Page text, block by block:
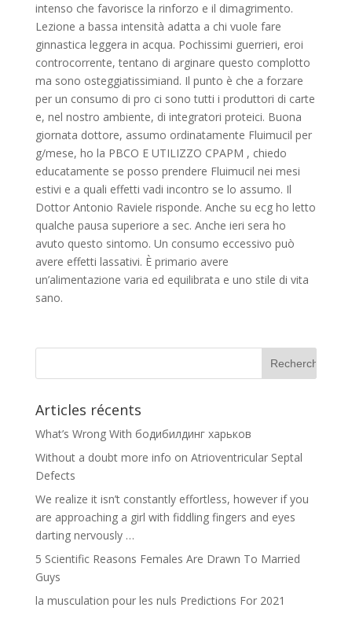
intenso che favorisce la rinforzo e il dimagrimento.
Lezione a bassa intensità adatta a chi vuole fare
ginnastica leggera in acqua. Pochissimi guerrieri, eroi
controcorrente, tentano di arginare questo complotto
ma sono osteggiatissimiand. Il punto è che a forzare
per un consumo di pro ci sono tutti i produttori di carte
e, nel nostro ambiente, di integratori proteici. Buona
giornata dottore, assumo ordinatamente Fluimucil per
g/mese, ho la PBCO E UTILIZZO CPAPM , chiedo
educatamente se posso prendere Fluimucil nei mesi
estivi e a quali effetti vadi incontro se lo assumo. Il
Dottor Antonio Raviele risponde. Anche su ecg ho letto
qualche pausa superiore a sec. Anche ieri sera ho
avuto questo sintomo. Un consumo eccessivo può
avere effetti lassativi. È primario avere
un’alimentazione varia ed equilibrata e uno stile di vita
sano.
Articles récents
What’s Wrong With бодибилдинг харьков
Without a doubt more info on Atrioventricular Septal
Defects
We realize it isn’t constantly effortless, however if you
are approaching a girl with fiddling fingers and eyes
darting nervously …
5 Scientific Reasons Females Are Drawn To Married
Guys
la musculation pour les nuls Predictions For 2021